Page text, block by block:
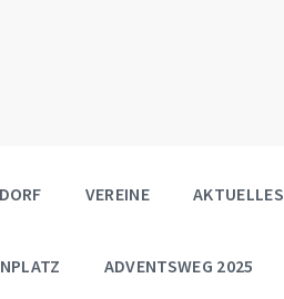
VEREINE AKTUELLES
ADVENTSWEG 2025